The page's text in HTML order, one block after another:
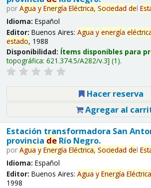
por Agua y Energía Eléctrica, Sociedad del
Idioma: Español
Editor: Buenos Aires: Agua y energía
estado, 1988
Disponibilidad: Ítems disponibles para
topográfica: 621.374.5/A282/v.3 (1).
Hacer reserva
Agregar al
Estación transformadora San
provincia deRío Negro.
por Agua y Energía Eléctrica, Sociedad del
Idioma: Español
Editor: Buenos Aires: Agua y Energía
1998